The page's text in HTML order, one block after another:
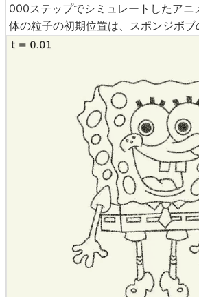
000ステップでシミュレートしたアニ
体の粒子の初期位置は、スポンジボブ